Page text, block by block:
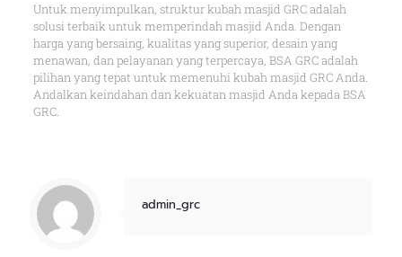
Untuk menyimpulkan, struktur kubah masjid GRC adalah
solusi terbaik untuk memperindah masjid Anda. Dengan
harga yang bersaing, kualitas yang superior, desain yang
menawan, dan pelayanan yang terpercaya, BSA GRC adalah
pilihan yang tepat untuk memenuhi kubah masjid GRC Anda.
Andalkan keindahan dan kekuatan masjid Anda kepada BSA
GRC.
admin_grc